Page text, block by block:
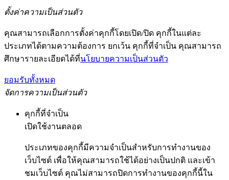
ตั้งค่าความเป็นส่วนตัว
คุณสามารถเลือกการตั้งค่าคุกกี้โดยเปิด/ปิด คุกกี้ในแต่ละ
ประเภทได้ตามความต้องการ ยกเว้น คุกกี้ที่จำเป็น คุณสามารถ
ศึกษารายละเอียดได้ที่นโยบายความเป็นส่วนตัว
ยอมรับทั้งหมด
จัดการความเป็นส่วนตัว
คุกกี้ที่จำเป็น
เปิดใช้งานตลอด
ประเภทของคุกกี้มีความจำเป็นสำหรับการทำงานของ
เว็บไซต์ เพื่อให้คุณสามารถใช้ได้อย่างเป็นปกติ และเข้า
ชมเว็บไซต์ คุณไม่สามารถปิดการทำงานของคุกกี้นี้ใน